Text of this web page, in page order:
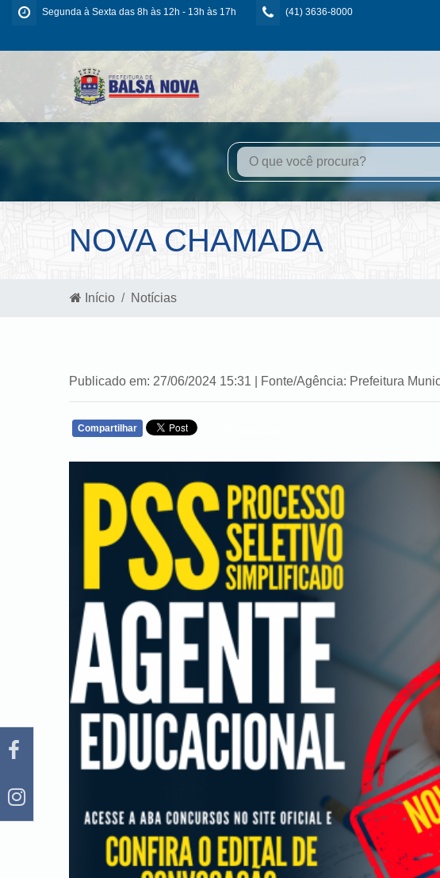
Segunda à Sexta das 8h às 12h - 13h às 17h (41) 3636-8000
NOVA CHAMADA
Início Notícias
Publicado em: 27/06/2024 15:31 | Fonte/Agência: Prefeitura
Compartilhar